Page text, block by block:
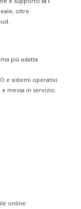
oltre
più adatta
e sistemi operativi.
messa in servizio.
online: